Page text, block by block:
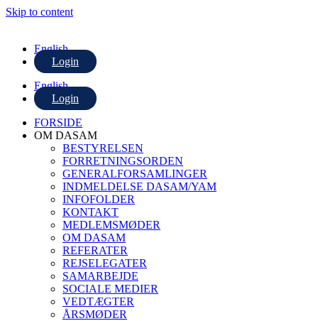
Skip to content
English
Login
English
Login
FORSIDE
OM DASAM
BESTYRELSEN
FORRETNINGSORDEN
GENERALFORSAMLINGER
INDMELDELSE DASAM/YAM
INFOFOLDER
KONTAKT
MEDLEMSMØDER
OM DASAM
REFERATER
REJSELEGATER
SAMARBEJDE
SOCIALE MEDIER
VEDTÆGTER
ÅRSMØDER